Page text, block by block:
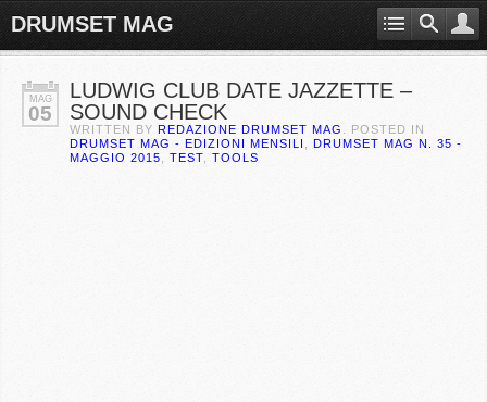
DRUMSET MAG
MAG
05
LUDWIG CLUB DATE JAZZETTE –
SOUND CHECK
WRITTEN BY REDAZIONE DRUMSET MAG
. POSTED IN
DRUMSET MAG - EDIZIONI MENSILI
DRUMSET MAG N. 35 -
MAGGIO 2015
TEST TOOLS